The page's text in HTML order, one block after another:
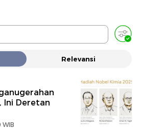
Relevansi
Ini Deretan